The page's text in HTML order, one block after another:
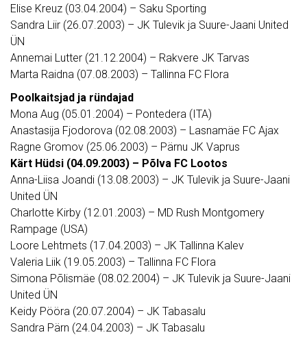
Elise Kreuz (03.04.2004) – Saku Sporting
Sandra Liir (26.07.2003) – JK Tulevik ja Suure-Jaani United
ÜN
Annemai Lutter (21.12.2004) – Rakvere JK Tarvas
Marta Raidna (07.08.2003) – Tallinna FC Flora
Poolkaitsjad ja ründajad
Mona Aug (05.01.2004) – Pontedera (ITA)
Anastasija Fjodorova (02.08.2003) – Lasnamäe FC Ajax
Ragne Gromov (25.06.2003) – Pärnu JK Vaprus
Kärt Hüdsi (04.09.2003) – Põlva FC Lootos
Anna-Liisa Joandi (13.08.2003) – JK Tulevik ja Suure-Jaani
United ÜN
Charlotte Kirby (12.01.2003) – MD Rush Montgomery
Rampage (USA)
Loore Lehtmets (17.04.2003) – JK Tallinna Kalev
Valeria Liik (19.05.2003) – Tallinna FC Flora
Simona Põlismäe (08.02.2004) – JK Tulevik ja Suure-Jaani
United ÜN
Keidy Pööra (20.07.2004) – JK Tabasalu
Sandra Pärn (24.04.2003) – JK Tabasalu